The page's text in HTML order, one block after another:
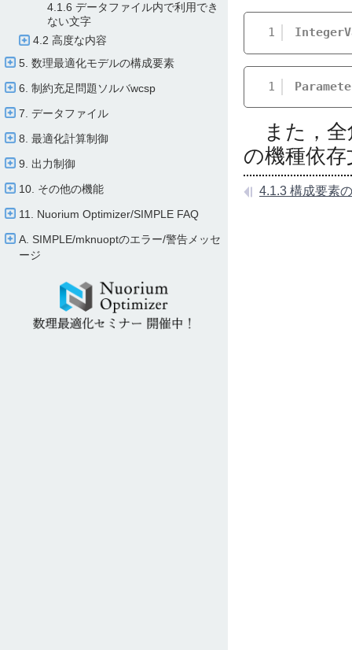
4.1.6 データファイル内で利用でき
ない文字
4.2 高度な内容
5. 数理最適化モデルの構成要素
6. 制約充足問題ソルバwcsp
7. データファイル
8. 最適化計算制御
9. 出力制御
10. その他の機能
11. Nuorium Optimizer/​SIMPLE FAQ
A. SIMPLE/​mknuoptのエラー/​警告メッセ
ージ
1
1
また，全
の機種依
4.1.3 構成要素